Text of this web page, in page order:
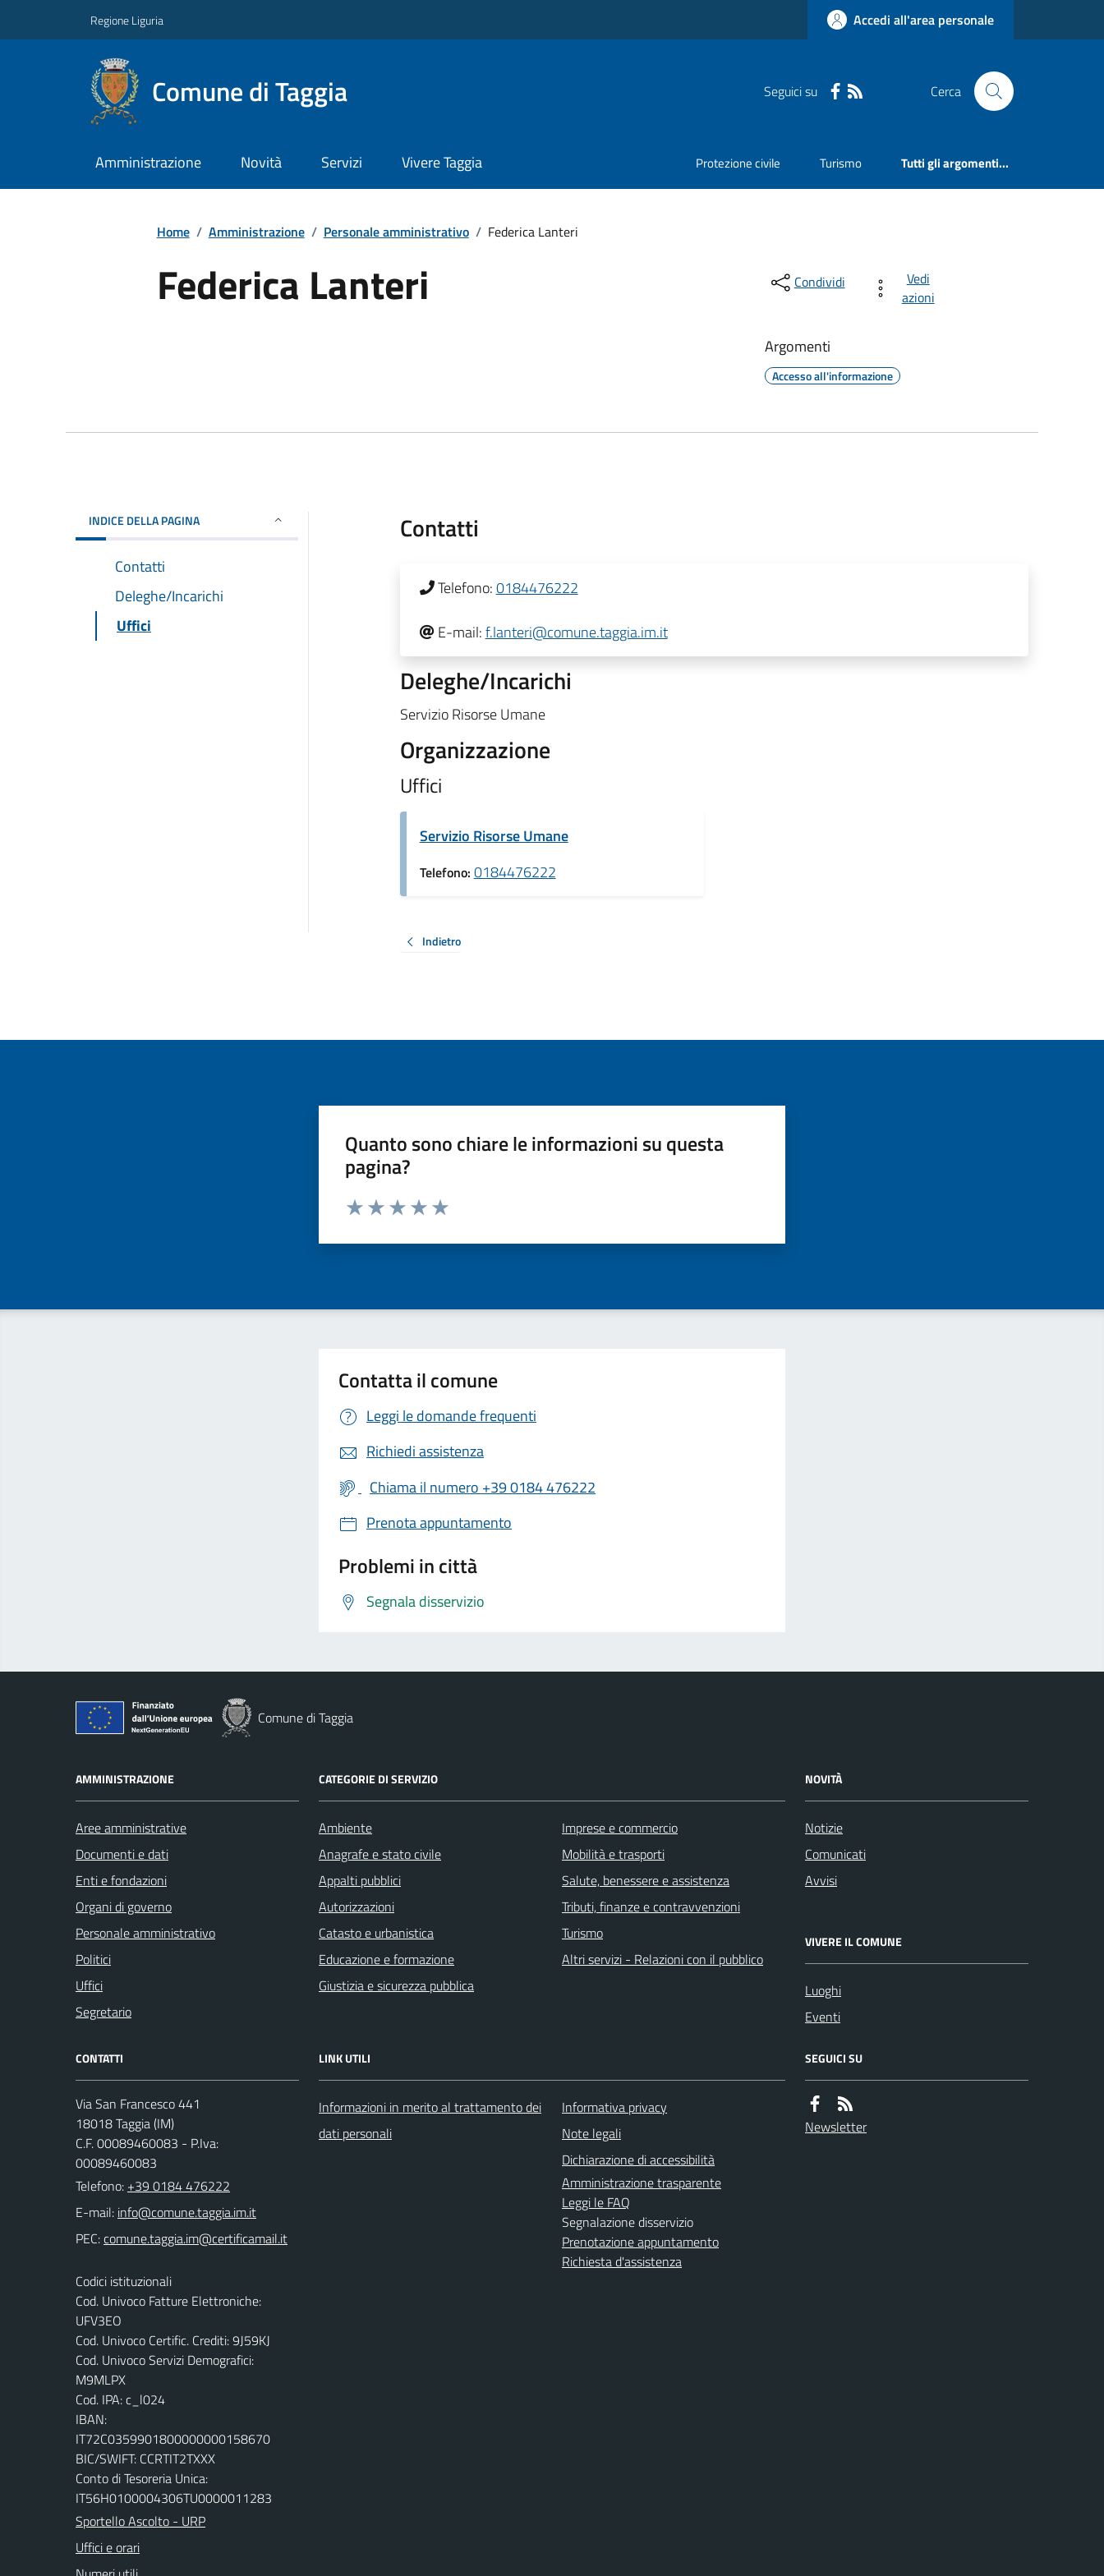
Regione Liguria Accedi all'area personale
Comune di Taggia Seguici su Cerca
Amministrazione Novità Servizi Vivere Taggia Protezione civile Turismo Tutti gli argomenti...
Home / Amministrazione / Personale amministrativo / Federica Lanteri
Federica Lanteri Condividi
Vedi
azioni
Argomenti
Accesso all'informazione
INDICE DELLA PAGINA
Contatti
Deleghe/Incarichi
Uffici
Contatti
Telefono:0184476222
E-mail:f.lanteri@comune.taggia.im.it
Deleghe/Incarichi
Servizio Risorse Umane
Organizzazione
Uffici
Servizio Risorse Umane
Telefono: 0184476222
Indietro
Quanto sono chiare le informazioni su questa
pagina?
Valuta da 1 a 5 stelle la pagina
Contatta il comune
Leggi le domande frequenti
Richiedi assistenza
Chiama il numero +39 0184 476222
Prenota appuntamento
Problemi in città
Segnala disservizio
Comune di Taggia
AMMINISTRAZIONE
Aree amministrative
Documenti e dati
Enti e fondazioni
Organi di governo
Personale amministrativo
Politici
Uffici
Segretario
CATEGORIE DI SERVIZIO
Ambiente
Anagrafe e stato civile
Appalti pubblici
Autorizzazioni
Catasto e urbanistica
Educazione e formazione
Giustizia e sicurezza pubblica
Imprese e commercio
Mobilità e trasporti
Salute, benessere e assistenza
Tributi, finanze e contravvenzioni
Turismo
Altri servizi - Relazioni con il pubblico
NOVITÀ
Notizie
Comunicati
Avvisi
VIVERE IL COMUNE
Luoghi
Eventi
CONTATTI
Via San Francesco 441
18018 Taggia (IM)
C.F. 00089460083 - P.Iva:
00089460083
Telefono: +39 0184 476222
E-mail:
PEC:
Codici istituzionali
Cod. Univoco Fatture Elettroniche:
UFV3EO
Cod. Univoco Certific. Crediti: 9J59KJ
Cod. Univoco Servizi Demografici:
M9MLPX
Cod. IPA: c_l024
IBAN:
IT72C0359901800000000158670
BIC/SWIFT: CCRTIT2TXXX
Conto di Tesoreria Unica:
IT56H0100004306TU0000011283
Sportello Ascolto - URP
Uffici e orari
LINK UTILI
Informazioni in merito al trattamento dei
dati personali
Informativa privacy
Note legali
Dichiarazione di accessibilità
Amministrazione trasparente
Leggi le FAQ
Segnalazione disservizio
Prenotazione appuntamento
Richiesta d'assistenza
SEGUICI SU
Newsletter